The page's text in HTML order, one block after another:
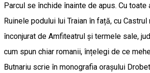
Parcul se închide înainte de apus. Cu toate
Ruinele podului lui Traian în față, cu
înconjurat de Amfiteatrul și termele sale,
cum spun chiar romanii, înțelegi de ce
Butnariu scrie în monografia orașului